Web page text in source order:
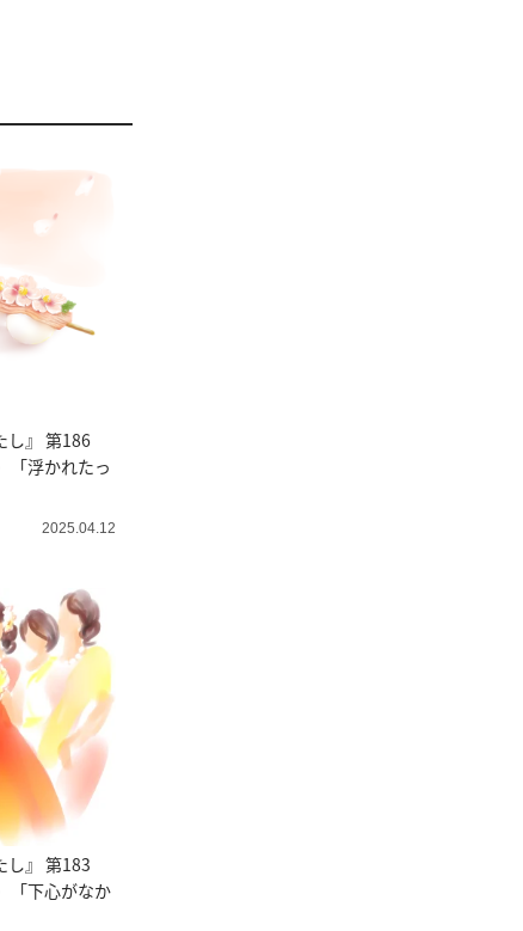
し』 第186
浮かれたっ
2025.04.12
し』 第183
下心がなか